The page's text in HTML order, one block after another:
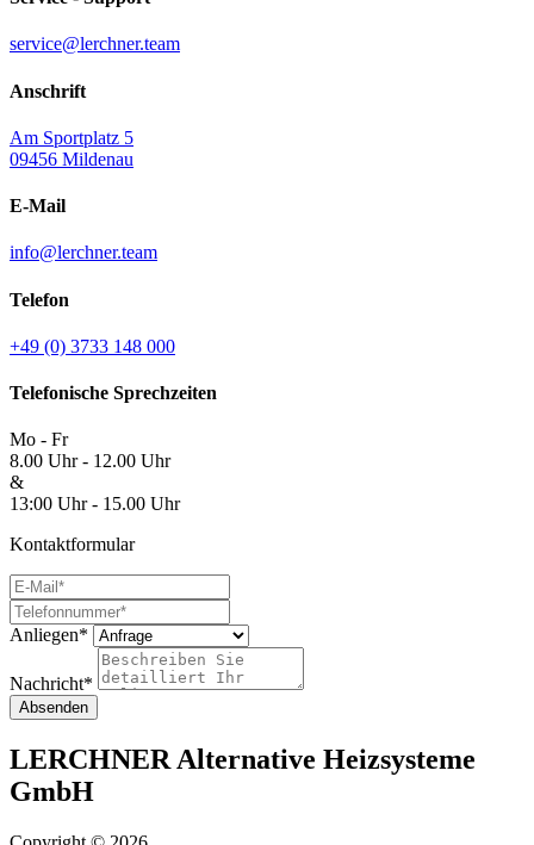
service@lerchner.team
Anschrift
Am Sportplatz 5
09456 Mildenau
E-Mail
info@lerchner.team
Telefon
+49 (0) 3733 148 000
Telefonische Sprechzeiten
Mo - Fr
8.00 Uhr - 12.00 Uhr
&
13:00 Uhr - 15.00 Uhr
Kontaktformular
Anliegen*
Nachricht*
Absenden
LERCHNER Alternative Heizsysteme
GmbH